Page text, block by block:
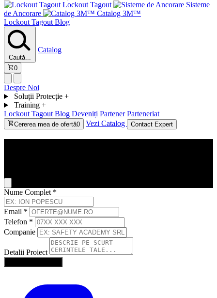
Lockout Tagout
Sisteme
de Ancorare
Catalog 3M™
Lockout Tagout Blog
Caută...
Catalog
0
Despre Noi
Soluții Protecție +
Training +
Lockout Tagout Blog Deveniți Partener Parteneriat
Cererea mea de ofertă0 Vezi Catalog Contact Expert
Nume Complet *
Email *
Telefon *
Companie
Detalii Proiect